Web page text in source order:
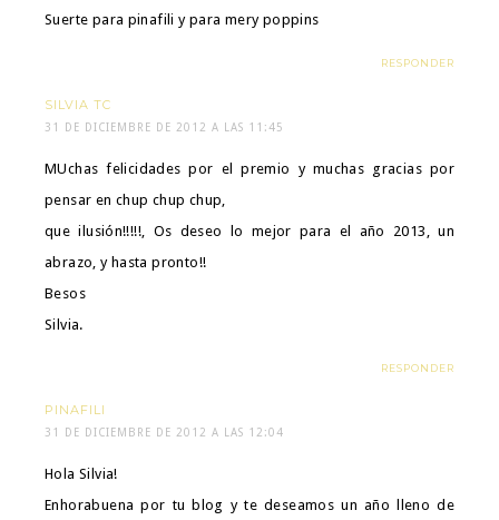
Suerte para pinafili y para mery poppins
RESPONDER
SILVIA TC
31 DE DICIEMBRE DE 2012 A LAS 11:45
MUchas felicidades por el premio y muchas gracias por
pensar en chup chup chup,
que ilusión!!!!!, Os deseo lo mejor para el año 2013, un
abrazo, y hasta pronto!!
Besos
Silvia.
RESPONDER
PINAFILI
31 DE DICIEMBRE DE 2012 A LAS 12:04
Hola Silvia!
Enhorabuena por tu blog y te deseamos un año lleno de